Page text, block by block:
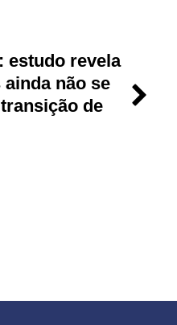
estudo revela
ainda não se
de